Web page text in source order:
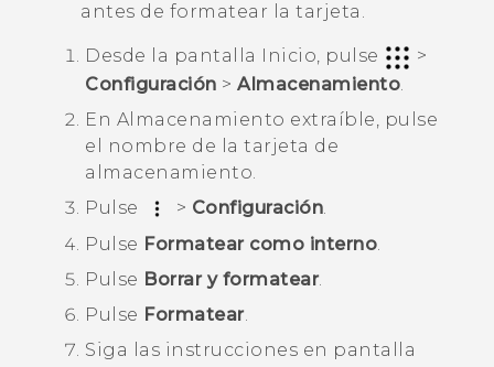
antes de formatear la tarjeta.
Desde la pantalla Inicio, pulse
>
Configuración > Almacenamiento
En Almacenamiento extraíble , pulse
el nombre de la tarjeta de
almacenamiento.
Pulse
> Configuración
Pulse Formatear como interno.
Pulse Borrar y formatear.
Pulse Formatear.
Siga las instrucciones en pantalla